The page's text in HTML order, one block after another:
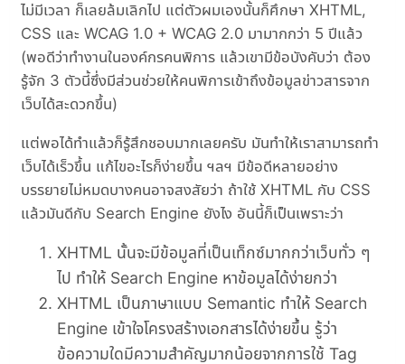
ไม่มีเวลา ก็เลยล้มเลิกไป แต่ตัวผมเองนั้นก็ศึกษา XHTML,
CSS และ WCAG 1.0 + WCAG 2.0 มามากกว่า 5 ปีแล้ว
(พอดีว่าทำงานในองค์กรคนพิการ แล้วเขามีข้อบังคับว่า ต้อง
รู้จัก 3 ตัวนี้ซึ่งมีส่วนช่วยให้คนพิการเข้าถึงข้อมูลข่าวสารจาก
เว็บได้สะดวกขึ้น)
แต่พอได้ทำแล้วก็รู้สึกชอบมากเลยครับ มันทำให้เราสามารถทำ
เว็บได้เร็วขึ้น แก้ไขอะไรก็ง่ายขึ้น ฯลฯ มีข้อดีหลายอย่าง
บรรยายไม่หมดบางคนอาจสงสัยว่า ถ้าใช้ XHTML กับ CSS
แล้วมันดีกับ Search Engine ยังไง อันนี้ก็เป็นเพราะว่า
XHTML นั้นจะมีข้อมูลที่เป็นเท็กซ์มากกว่าเว็บทั่ว ๆ
ไป ทำให้ Search Engine หาข้อมูลได้ง่ายกว่า
XHTML เป็นภาษาแบบ Semantic ทำให้ Search
Engine เข้าใจโครงสร้างเอกสารได้ง่ายขึ้น รู้ว่า
ข้อความใดมีความสำคัญมากน้อยจากการใช้ Tag